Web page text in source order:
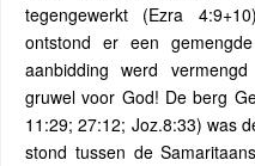
tegengewerkt (Ezra
ontstond er een
aanbidding werd
gruwel voor God! De berg
11:29; 27:12; Joz.8:33) was
stond tussen de